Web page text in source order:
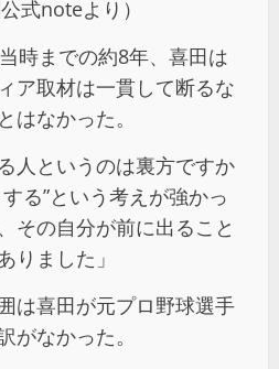
式noteより）
時までの約8年、喜田は
ア取材は一貫して断るな
はなかった。
人というのは裏方ですか
る”という考えが強かっ
その自分が前に出ること
りました」
は喜田が元プロ野球選手
がなかった。